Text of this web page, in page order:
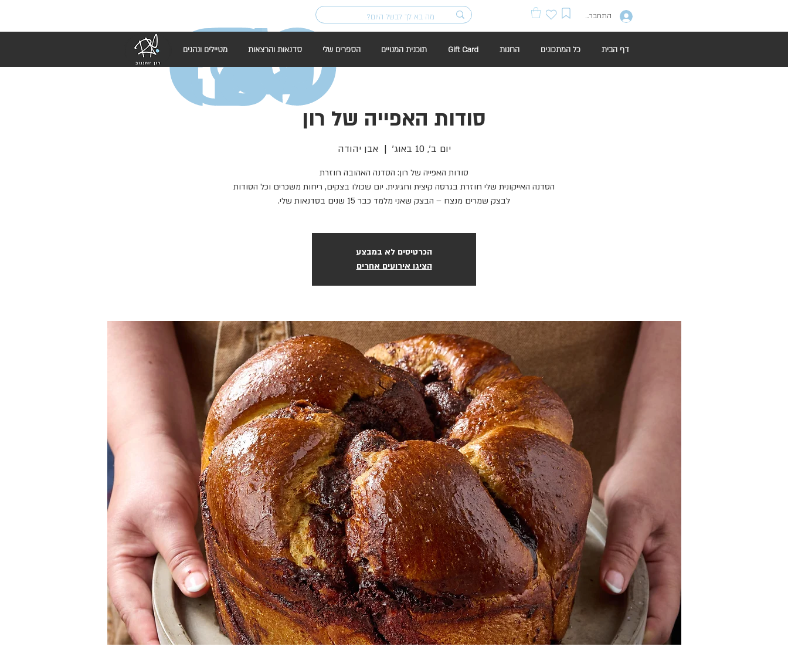
התחברות
דף הבית כל המתכונים החנות Gift Card תוכנית המנויים הספרים שלי סדנאות והרצאות מטיילים ונהנים
סודות האפייה של רון
יום ב׳, 10 באוג׳
  |
אבן יהודה
הסדנה האייקונית שלי חוזרת בגרסה קיצית וחגיגית. יום שכולו בצקים, ריחות משכרים וכל הסודות
לבצק שמרים מנצח – הבצק שאני מלמד כבר 15 שנים בסדנאות שלי.
הכרטיסים לא במבצע
הציגו אירועים אחרים